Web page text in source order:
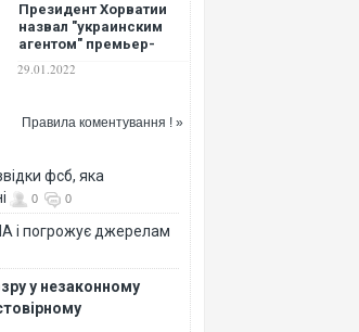
Президент Хорватии
назвал "украинским
агентом" премьер-
министра Пленковича
29.01.2022
Правила коментування ! »
фсб, яка
0 0
і погрожує джерелам
у незаконному